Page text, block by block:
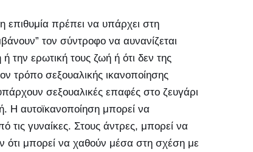
επιθυμία πρέπει να υπάρχει στη
τον σύντροφο να αυνανίζεται
την ερωτική τους ζωή ή ότι δεν της
τρόπο σεξουαλικής ικανοποίησης
σεξουαλικές επαφές στο ζευγάρι
Η αυτοϊκανοποίηση μπορεί να
τις γυναίκες. Στους άντρες, μπορεί να
ότι μπορεί να χαθούν μέσα στη σχέση με